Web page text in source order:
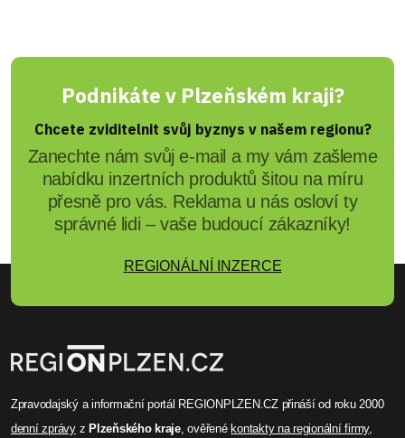
Podnikáte v Plzeňském kraji?
Chcete zviditelnit svůj byznys v našem regionu?
Zanechte nám svůj e-mail a my vám zašleme
nabídku inzertních produktů šitou na míru
přesně pro vás. Reklama u nás osloví ty
správné lidi – vaše budoucí zákazníky!
REGIONÁLNÍ INZERCE
Zpravodajský a informační portál REGIONPLZEN.CZ přináší od roku 2000
denní zprávyzPlzeňského kraje, ověřenékontakty na regionální firmy,